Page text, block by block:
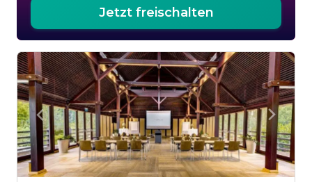
Jetzt freischalten